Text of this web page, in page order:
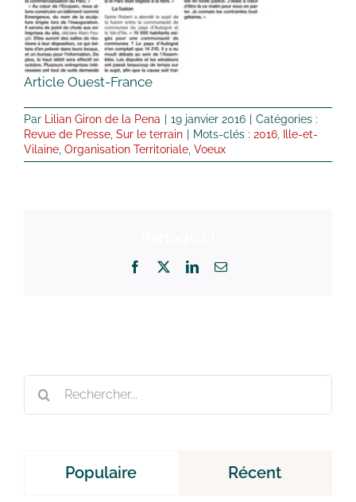
Article Ouest-France
Par Lilian Giron de la Pena 19 janvier 2016
Catégories :
Revue de Presse Sur le terrain Mots-clés : 2016
Ille-et-
Vilaine Organisation Territoriale Voeux
Facebook LinkedInEmail
Rechercher:
Populaire Récent